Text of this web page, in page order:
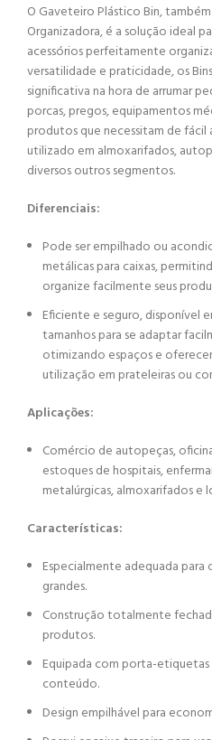
O Gaveteiro Plástico Bin,
Organizadora, é a solução ideal
acessórios perfeitamente
versatilidade e praticidade, os
significativa na hora de arrumar
porcas, pregos, equipamentos
produtos que necessitam de fácil
utilizado em almoxarifados,
diversos outros segmentos.
Diferenciais:
Pode ser empilhado ou
metálicas para caixas,
organize facilmente seus
Eficiente e seguro, disponível
tamanhos para se adaptar
otimizando espaços e
utilização em prateleiras ou
Aplicações:
Comércio de autopeças,
estoques de hospitais,
metalúrgicas, almoxarifados e
Características:
Especialmente adequada
grandes.
Construção totalmente
produtos.
Equipada com porta-
conteúdo.
Design empilhável para
Para realizar uma
produto:
Selecione a cor e a